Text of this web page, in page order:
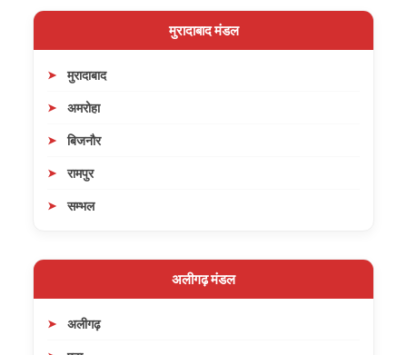
मुरादाबाद मंडल
मुरादाबाद
अमरोहा
बिजनौर
रामपुर
सम्भल
अलीगढ़ मंडल
अलीगढ़